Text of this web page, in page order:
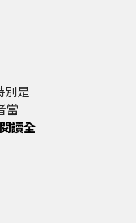
別是
當
閱讀全